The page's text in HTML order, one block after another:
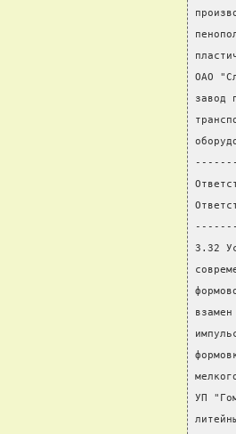
ОАО
завод
3.32
УП